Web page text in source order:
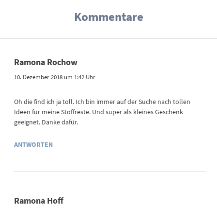
Kommentare
Ramona Rochow
10. Dezember 2018 um 1:42 Uhr
Oh die find ich ja toll. Ich bin immer auf der Suche nach tollen
Ideen für meine Stoffreste. Und super als kleines Geschenk
geeignet. Danke dafür.
ANTWORTEN
Ramona Hoff